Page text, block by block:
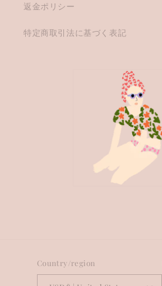
返金ポリシー
特定商取引法に基づく表記
Country/region